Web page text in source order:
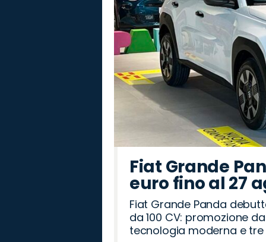
Fiat Grande
euro fino al 27
Fiat Grande Panda
da 100 CV: promozione
tecnologia moderna e